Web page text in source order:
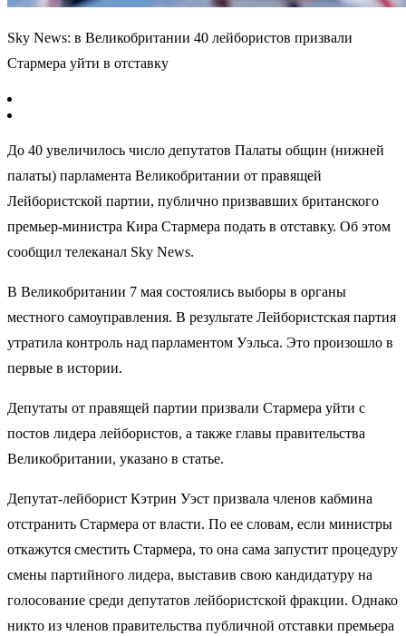
Sky News: в Великобритании 40 лейбористов призвали
Стармера уйти в отставку
До 40 увеличилось число депутатов Палаты общин (нижней
палаты) парламента Великобритании от правящей
Лейбористской партии, публично призвавших британского
премьер-министра Кира Стармера подать в отставку. Об этом
сообщил телеканал Sky News.
В Великобритании 7 мая состоялись выборы в органы
местного самоуправления. В результате Лейбористская партия
утратила контроль над парламентом Уэльса. Это произошло в
первые в истории.
Депутаты от правящей партии призвали Стармера уйти с
постов лидера лейбористов, а также главы правительства
Великобритании, указано в статье.
Депутат-лейборист Кэтрин Уэст призвала членов кабмина
отстранить Стармера от власти. По ее словам, если министры
откажутся сместить Стармера, то она сама запустит процедуру
смены партийного лидера, выставив свою кандидатуру на
голосование среди депутатов лейбористской фракции. Однако
никто из членов правительства публичной отставки премьера